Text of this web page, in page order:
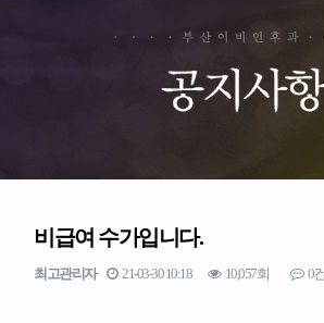
시설안내
진료안내
뉴스미디
비급여 수가입니다.
최고관리자 21-03-30 10:18 10,057회 0건